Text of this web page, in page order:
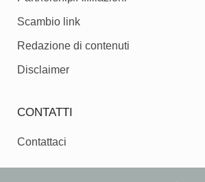
Scambio link
Redazione di contenuti
Disclaimer
CONTATTI
Contattaci